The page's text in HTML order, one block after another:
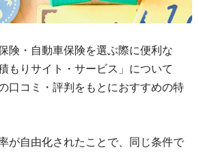
険・自動車保険を選ぶ際に便利な
もりサイト・サービス」について
口コミ・評判をもとにおすすめの特
が自由化されたことで、同じ条件で